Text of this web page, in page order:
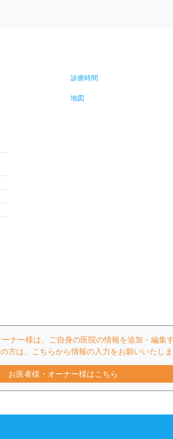
診療時間
地図
ナー様は、ご自身の医院の情報を追加・編集
方は、こちらから情報の入力をお願いいたしま
お医者様・オーナー様はこちら